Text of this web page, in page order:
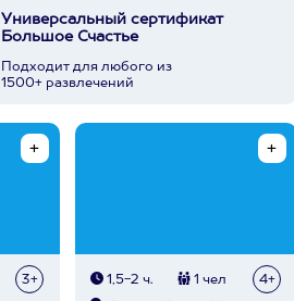
Универсальный сертификат
Большое Счастье
Подходит для любого из
1500+ развлечений
3+ 1,5-2 ч. 1 чел 4+